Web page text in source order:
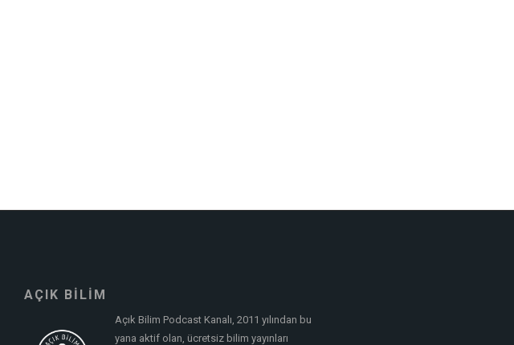
AÇIK BİLİM
Açık Bilim Podcast Kanalı, 2011 yılından bu
yana aktif olan, ücretsiz bilim yayınları